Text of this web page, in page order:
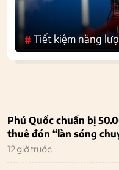
#Tiết kiệm năng
Phú Quốc chuẩn bị
thuê đón “làn sóng
12 giờ trước